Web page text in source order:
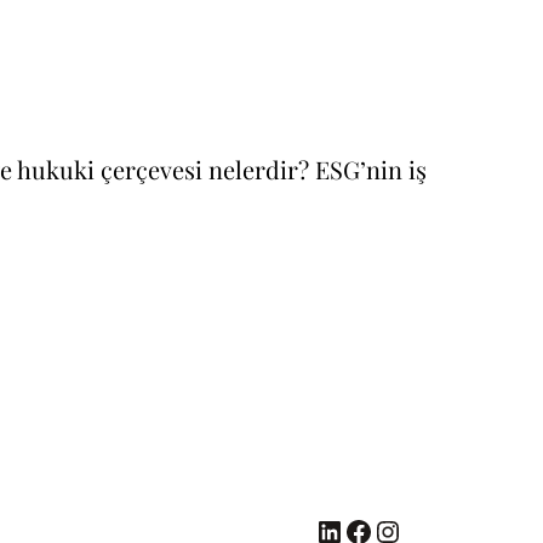
çerçevesi nelerdir? ESG’nin iş
LinkedIn Facebook Instagram